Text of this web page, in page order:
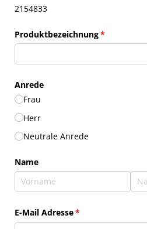
2154833
Produktbezeichnung*
(erforderlich)
Anrede
Frau
Herr
Neutrale Anrede
Name
E-Mail Adresse*
(erforderlich)